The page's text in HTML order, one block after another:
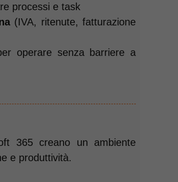
processi e task
(IVA, ritenute, fatturazione
operare senza barriere a
365 creano un ambiente
e produttività.